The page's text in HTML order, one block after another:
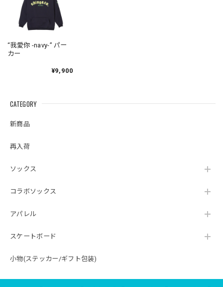
“我愛你 -navy-” パー
カー
¥9,900
CATEGORY
新商品
再入荷
ソックス
コラボソックス
アパレル
スケートボード
小物(ステッカー/ギフト包装)